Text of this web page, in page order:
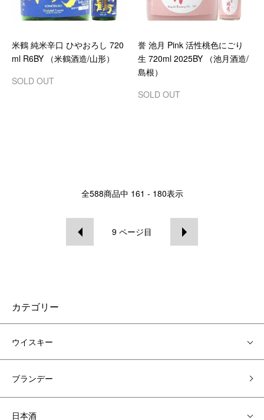
米鶴 純米辛口 ひやおろし 720
ml R6BY （米鶴酒造/山形）
SOLD OUT
誉 池月 Pink 活性桃色にごり
生 720ml 2025BY （池月酒造/
島根）
SOLD OUT
全588商品中 161 - 180表示
9 ページ目
カテゴリー
ウイスキー
ブランデー
日本酒